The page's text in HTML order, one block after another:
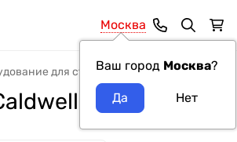
Москва
Ваш город Москва?
для стрельбы и пристрелки